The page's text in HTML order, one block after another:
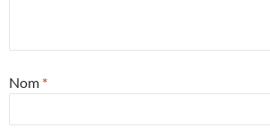
Nom *